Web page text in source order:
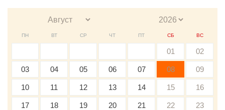
ПН ВТ СР ЧТ ПТ СБ ВС
01 02
03 04 05 06 07 08 09
10 11 12 13 14 15 16
17 18 19 20 21 22 23